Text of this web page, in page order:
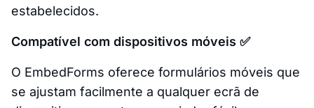
estabelecidos.
Compatível com dispositivos móveis ✅
O EmbedForms oferece formulários móveis que
se ajustam facilmente a qualquer ecrã de